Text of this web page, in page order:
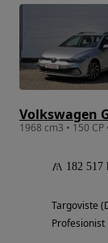
Volkswagen
182 517
Targoviste
Profesionist